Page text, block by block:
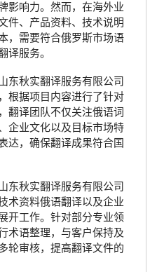
影响力。然而，在海外业
件、产品资料、技术说明
，需要符合俄罗斯市场语
译服务。
东秋实翻译服务有限公司
根据项目内容进行了针对
翻译团队不仅关注俄语词
企业文化以及目标市场特
达，确保翻译成果符合国
东秋实翻译服务有限公司
术资料俄语翻译以及企业
开工作。针对部分专业领
术语整理，与客户保持及
轮审核，提高翻译文件的